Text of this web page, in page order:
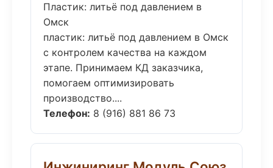
Пластик: литьё под давлением в
Омск
пластик: литьё под давлением в Омск
с контролем качества на каждом
этапе. Принимаем КД заказчика,
помогаем оптимизировать
производство....
Телефон: 8 (916) 881 86 73